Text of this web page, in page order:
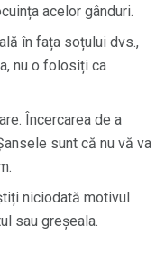
acelor gânduri.
în fața soțului dvs.,
nu o folosiți ca
Încercarea de a
sunt că nu vă va
niciodată motivul
sau greșeala.